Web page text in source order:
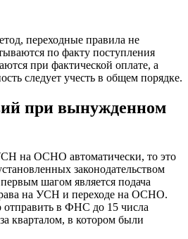
переходные правила не
по факту поступления
при фактической оплате, а
следует учесть в общем порядке.
при вынужденном
на ОСНО автоматически, то это
законодательством
шагом является подача
на УСН и переходе на ОСНО.
отправить в ФНС до 15 числа
кварталом, в котором были